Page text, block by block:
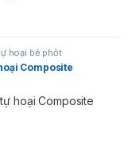
hoại bể phốt
Composite